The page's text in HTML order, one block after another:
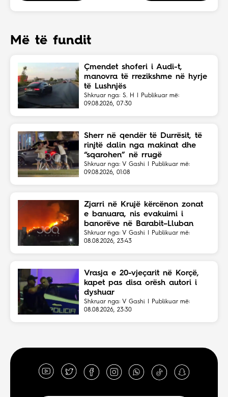
Më të fundit
Çmendet shoferi i Audi-t,
manovra të rrezikshme në hyrje
të Lushnjës
Shkruar nga: S. H | Publikuar më:
09.08.2026, 07:30
Sherr në qendër të Durrësit, të
rinjtë dalin nga makinat dhe
“sqarohen” në rrugë
Shkruar nga: V Gashi | Publikuar më:
09.08.2026, 01:08
Zjarri në Krujë kërcënon zonat
e banuara, nis evakuimi i
banorëve në Barabit–Lluban
Shkruar nga: V Gashi | Publikuar më:
08.08.2026, 23:43
Vrasja e 20-vjeçarit në Korçë,
kapet pas disa orësh autori i
dyshuar
Shkruar nga: V Gashi | Publikuar më:
08.08.2026, 23:30